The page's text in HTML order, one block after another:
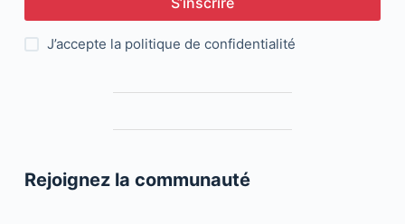
J’accepte la politique de confidentialité
Rejoignez la communauté